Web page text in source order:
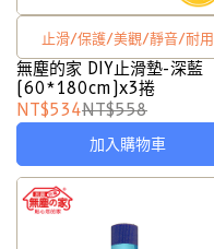
止滑/保護/美觀/靜音/耐用
無塵的家 DIY止滑墊-深藍
(60*180cm)x3捲
NT$534NT$558
加入購物車